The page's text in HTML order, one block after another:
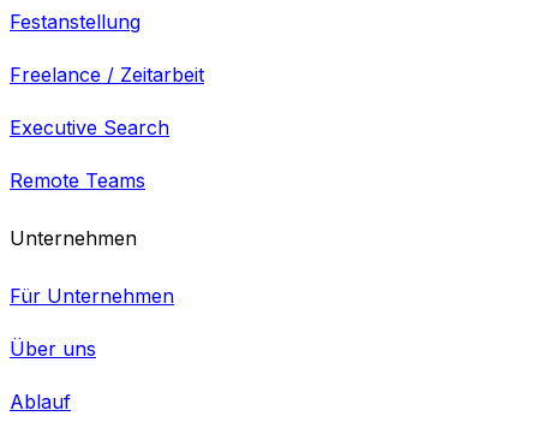
Festanstellung
Freelance / Zeitarbeit
Executive Search
Remote Teams
Unternehmen
Für Unternehmen
Über uns
Ablauf